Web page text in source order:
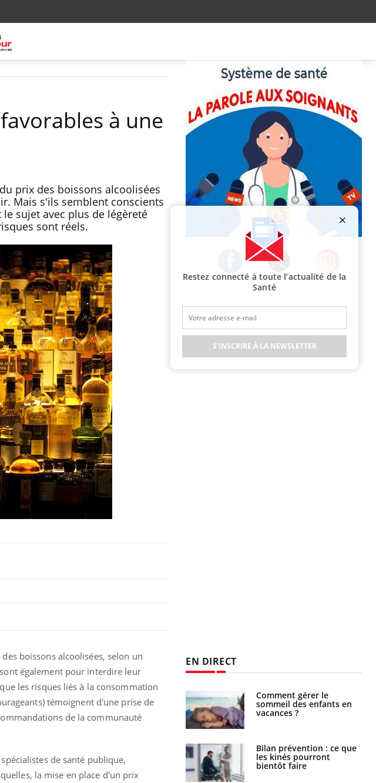
à une
prix des boissons alcoolisées
Mais s'ils semblent conscients
sujet avec plus de légèreté
sont réels.
boissons alcoolisées, selon un
également pour interdire leur
les risques liés à la consommation
témoignent d'une prise de
de la communauté
de santé publique,
la mise en place d'un prix
Facebook Twitter Instagram
EN DIRECT
barracuda, une petite fille
secourue grâce à un
réflexe essentiel
quelle est l’origine de la
contamination ?
Comment gérer le
sommeil des enfants en
vacances ?
Bilan prévention : ce que
les kinés pourront
bientôt faire
Restez connecté à toute l’actualité de la
Santé
S'INSCRIRE À LA NEWSLETTER